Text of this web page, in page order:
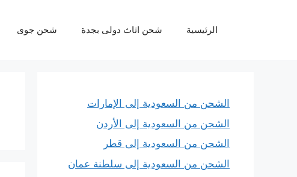
الرئيسية شحن اثاث دولى بجدة شحن جوى
الشحن من السعودية إلى الإمارات
الشحن من السعودية إلى الأردن
الشحن من السعودية إلى قطر
الشحن من السعودية إلى سلطنة عمان